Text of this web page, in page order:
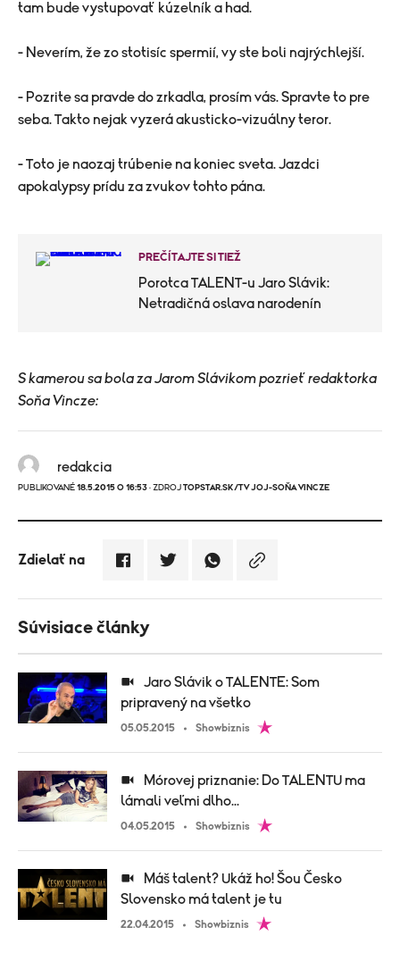
tam bude vystupovať kúzelník a had.
- Neverím, že zo stotisíc spermií, vy ste boli najrýchlejší.
- Pozrite sa pravde do zrkadla, prosím vás. Spravte to pre
seba. Takto nejak vyzerá akusticko-vizuálny teror.
- Toto je naozaj trúbenie na koniec sveta. Jazdci
apokalypsy prídu za zvukov tohto pána.
PREČÍTAJTE SI TIEŽ
Porotca TALENT-u Jaro Slávik:
Netradičná oslava narodenín
S kamerou sa bola za Jarom Slávikom pozrieť redaktorka
Soňa Vincze:
redakcia
PUBLIKOVANÉ 18.5.2015 O 16:53 · ZDROJ TOPSTAR.SK/TV JOJ-SOŇA VINCZE
Zdielať na
Súvisiace články
pripravený na všetko
05.05.2015 Showbiznis
lámali veľmi dlho...
04.05.2015 Showbiznis
Slovensko má talent je tu
22.04.2015 Showbiznis